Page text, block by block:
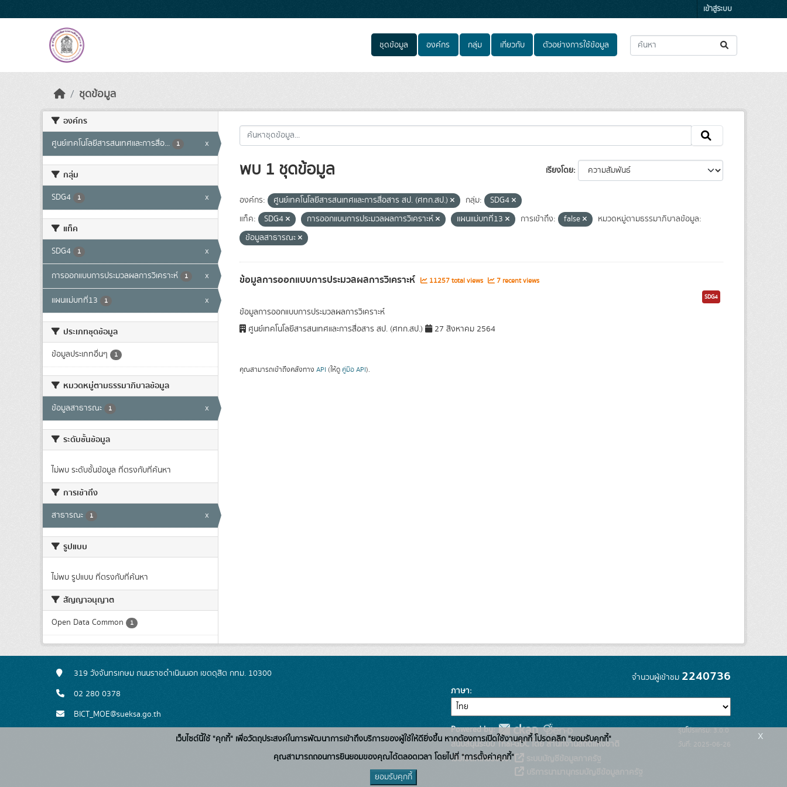
เข้าสู่ระบบ
ชุดข้อมูล องค์กร กลุ่ม เกี่ยวกับ ตัวอย่างการใช้ข้อมูล
ชุดข้อมูล
องค์กร
ศูนย์เทคโนโลยีสารสนเทศและการสื่อ... 1 x
กลุ่ม
SDG4 1 x
แท็ค
SDG4 1 x
การออกแบบการประมวลผลการวิเคราะห์ 1 x
แผนแม่บทที่13 1 x
ประเภทชุดข้อมูล
ข้อมูลประเภทอื่นๆ 1
หมวดหมู่ตามธรรมาภิบาลข้อมูล
ข้อมูลสาธารณะ 1 x
ระดับชั้นข้อมูล
ไม่พบ ระดับชั้นข้อมูล ที่ตรงกับที่ค้นหา
การเข้าถึง
สาธารณะ 1 x
รูปแบบ
ไม่พบ รูปแบบ ที่ตรงกับที่ค้นหา
สัญญาอนุญาต
Open Data Common 1
เรียงโดย
พบ 1 ชุดข้อมูล
องค์กร: ศูนย์เทคโนโลยีสารสนเทศและการสื่อสาร สป. (ศทก.สป.) กลุ่ม:
SDG4
แท็ค:
SDG4 การออกแบบการประมวลผลการวิเคราะห์ แผนแม่บทที่13 การเข้าถึง: false
หมวดหมู่ตามธรรมาภิบาลข้อมูล:
ข้อมูลสาธารณะ
ข้อมูลการออกแบบการประมวลผลการวิเคราะห์ 11257 total views 7 recent views
SDG4
ข้อมูลการออกแบบการประมวลผลการวิเคราะห์
ศูนย์เทคโนโลยีสารสนเทศและการสื่อสาร สป. (ศทก.สป.)
27 สิงหาคม 2564
คุณสามารถเข้าถึงคลังทาง API (ให้ดู คู่มือ API).
319 วังจันทรเกษม ถนนราชดำเนินนอก เขตดุสิต กทม. 10300
02 280 0378
BICT_MOE@sueksa.go.th
จำนวนผู้เข้าชม 2240736
ภาษา
Powered by:
สนับสนุนระบบ Thai-GDC โดย สำนักงานสถิติแห่งชาติ
เว็บไซต์ที่เกี่ยวข้อง:
รุ่นโปรแกรม: 3.0.0
วันที่: 2025-06-26
เว็บไซต์นี้ใช้ "คุกกี้" เพื่อวัตถุประสงค์ในการพัฒนาการเข้าถึงบริการของผู้ใช้ให้ดียิ่งขึ้น หากต้องการเปิดใช้งานคุกกี้ โปรดคลิก "ยอมรับคุกกี้"
คุณสามารถถอนการยินยอมของคุณได้ตลอดเวลา โดยไปที่ "การตั้งค่าคุกกี้"
ยอมรับคุกกี้
x